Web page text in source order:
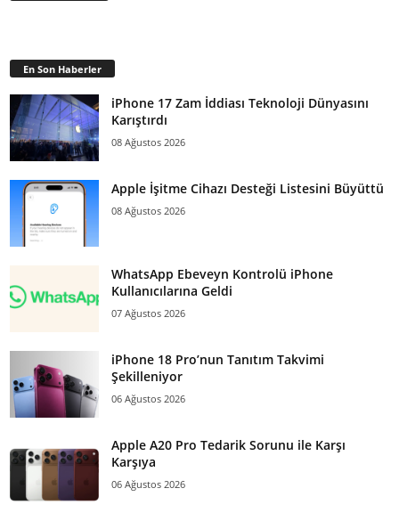
En Son Haberler
iPhone 17 Zam İddiası Teknoloji Dünyasını
Karıştırdı
08 Ağustos 2026
Apple İşitme Cihazı Desteği Listesini Büyüttü
08 Ağustos 2026
WhatsApp Ebeveyn Kontrolü iPhone
Kullanıcılarına Geldi
07 Ağustos 2026
iPhone 18 Pro’nun Tanıtım Takvimi
Şekilleniyor
06 Ağustos 2026
Apple A20 Pro Tedarik Sorunu ile Karşı
Karşıya
06 Ağustos 2026